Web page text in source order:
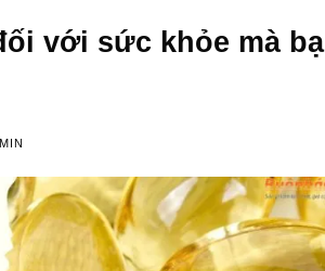
với sức khỏe mà